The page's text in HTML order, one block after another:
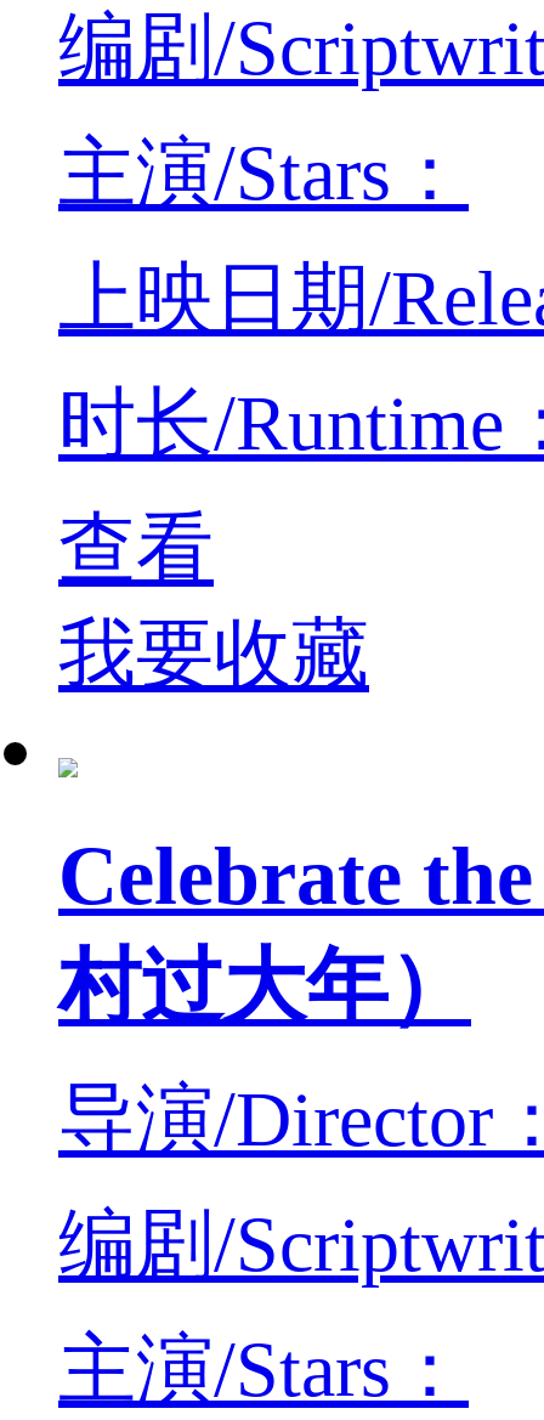
编剧/
主演/Stars：
上映日期/
时长/Runtime
查看
我要收藏
Celebrate
村过大年）
导演/Director
编剧/
主演/Stars：